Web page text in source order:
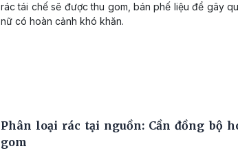
rác tái chế sẽ được thu gom, bán phế liệu để gây
nữ có hoàn cảnh khó khăn.
Phân loại rác tại nguồn: Cần đồng bộ
gom